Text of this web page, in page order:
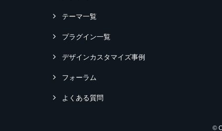
テーマ一覧
プラグイン一覧
デザインカスタマイズ事例
フォーラム
よくある質問
©